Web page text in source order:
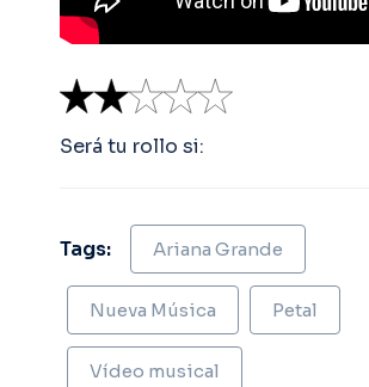
Será tu rollo si:
Tags: Ariana Grande
Nueva Música Petal
Vídeo musical